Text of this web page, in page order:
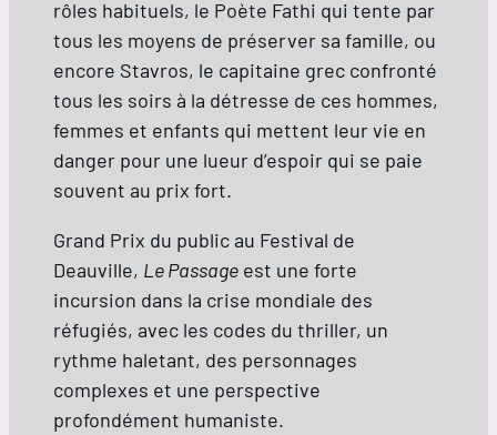
rôles habituels, le Poète Fathi qui tente par
tous les moyens de préserver sa famille, ou
encore Stavros, le capitaine grec confronté
tous les soirs à la détresse de ces hommes,
femmes et enfants qui mettent leur vie en
danger pour une lueur d’espoir qui se paie
souvent au prix fort.
Grand Prix du public au Festival de
Deauville, Le Passage est une forte
incursion dans la crise mondiale des
réfugiés, avec les codes du thriller, un
rythme haletant, des personnages
complexes et une perspective
profondément humaniste.